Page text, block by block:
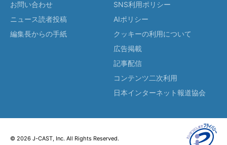
お問い合わせ
ニュース読者投稿
編集長からの手紙
SNS利用ポリシー
AIポリシー
クッキーの利用について
広告掲載
記事配信
コンテンツ二次利用
日本インターネット報道協会
© 2026 J-CAST, Inc. All Rights Reserved.